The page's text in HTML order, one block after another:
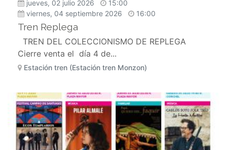
jueves, 02 julio 2026
15:00
viernes, 04 septiembre 2026
16:00
Tren Replega
TREN DEL COLECCIONISMO DE REPLEGA
Cierre venta el día 4 de...
Estación tren (Estación tren Monzon)